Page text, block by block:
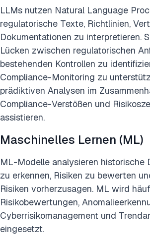
LLMs nutzen Natural Language
regulatorische Texte, Richtlinien,
Dokumentationen zu interpretieren.
Lücken zwischen regulatorischen
bestehenden Kontrollen zu
Compliance-Monitoring zu
prädiktiven Analysen im
Compliance-Verstößen und
assistieren.
Maschinelles Lernen (ML)
ML-Modelle analysieren historische
zu erkennen, Risiken zu bewerten
Risiken vorherzusagen. ML wird
Risikobewertungen,
Cyberrisikomanagement und
eingesetzt.